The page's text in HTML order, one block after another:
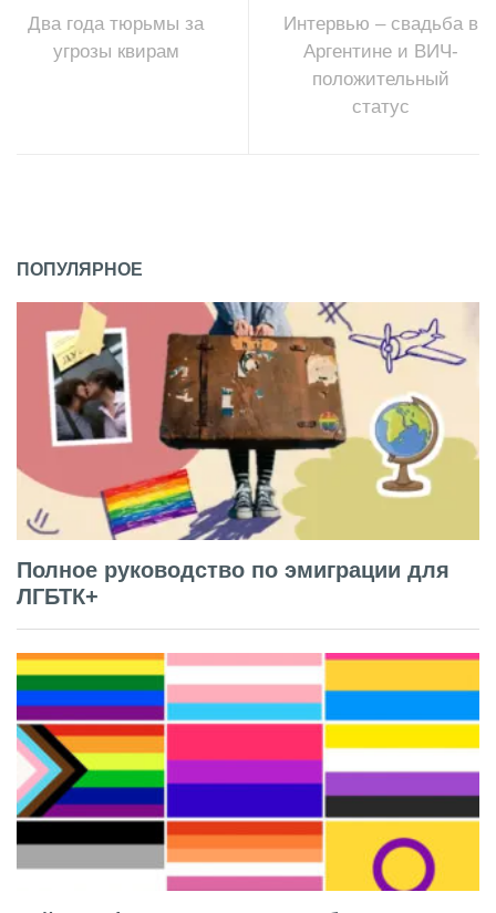
Два года тюрьмы за
угрозы квирам
Интервью – свадьба в
Аргентине и ВИЧ-
положительный
статус
ПОПУЛЯРНОЕ
Полное руководство по эмиграции для
ЛГБТК+